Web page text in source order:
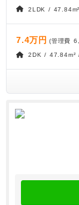
2LDK /
7.4万円 (管理費
2DK / 47.84m²